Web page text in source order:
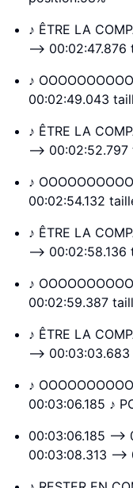
♪ ÊTRE LA
--> 00:02:47.876
♪
00:02:49.043
♪ ÊTRE LA
-->
♪
00:02:54.132
♪ ÊTRE LA
--> 00:02:58.136
♪
00:02:59.387
♪ ÊTRE LA
-->
♪
00:03:06.185 ♪
00:03:06.185 -->
00:03:08.313 -->